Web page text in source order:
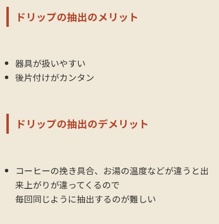
ドリップの抽出のメリット
器具が扱いやすい
後片付けがカンタン
ドリップの抽出のデメリット
コーヒーの挽き具合、お湯の温度などが違うと出
来上がりが違ってくるので
毎回同じように抽出するのが難しい